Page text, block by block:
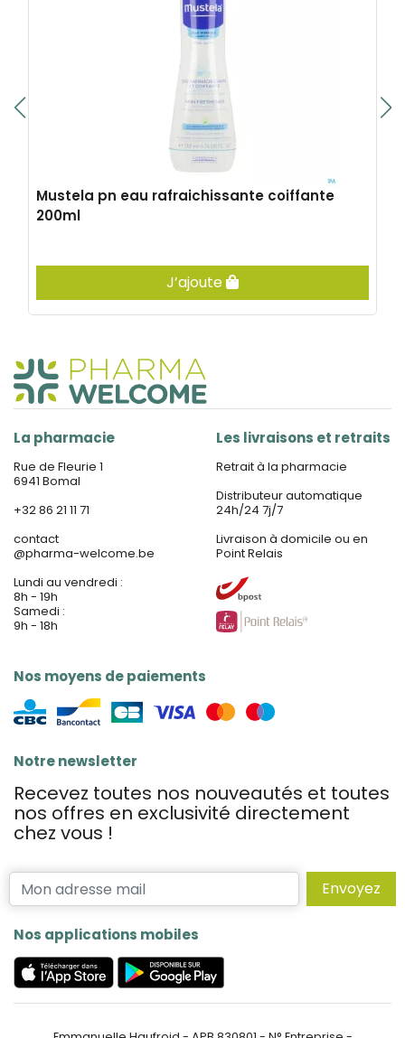
Mustela pn eau rafraichissante coiffante
200ml
J’ajoute
La pharmacie
Rue de Fleurie 1
6941 Bomal
+32 86 21 11 71
contact
@pharma-welcome.be
Lundi au vendredi :
8h - 19h
Samedi :
9h - 18h
Nos moyens de paiements
Les livraisons et retraits
Retrait à la pharmacie
Distributeur automatique
24h/24 7j/7
Livraison à domicile ou en
Point Relais
Notre newsletter
Recevez toutes nos nouveautés et toutes
nos offres en exclusivité directement
chez vous !
Envoyez
Nos applications mobiles